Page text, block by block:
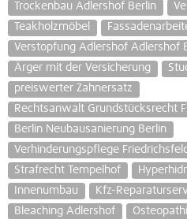
Trockenbau Adlershof Berlin
Teakholzmöbel
Verstopfung Adlershof Adlershof
Ärger mit der Versicherung
preiswerter Zahnersatz
Rechtsanwalt Grundstücksrecht
Berlin Neubausanierung Berlin
Verhinderungspflege
Strafrecht Tempelhof
Innenumbau
Kfz-
Bleaching Adlershof